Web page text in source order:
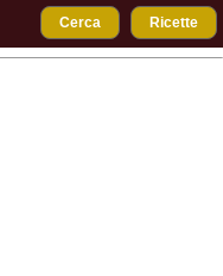
Cerca Ricette